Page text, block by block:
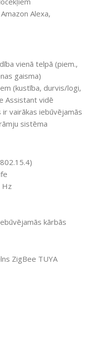
Alexa,
vienā telpā (piem.,
gaisma)
(kustība, durvis/logi,
Assistant vidē
ir vairākas iebūvējamās
sistēma
Hz
kārbās
ZigBee TUYA